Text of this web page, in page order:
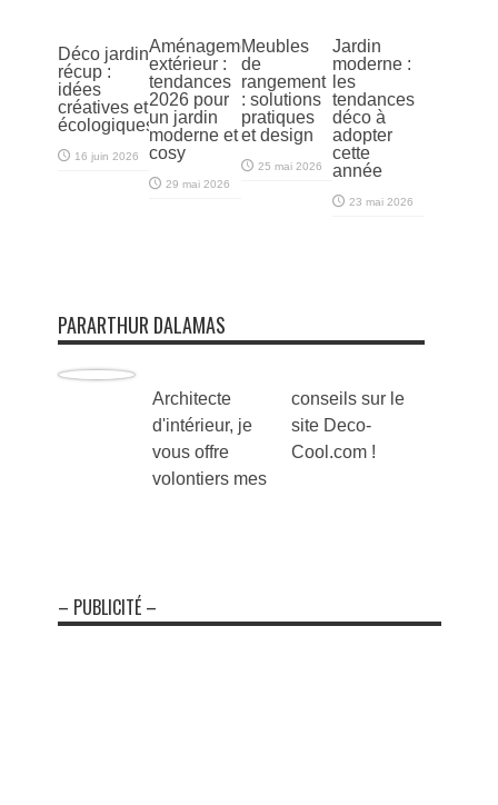
Déco jardin
récup :
idées
créatives et
écologiques
16 juin 2026
Aménagement
extérieur :
tendances
2026 pour
un jardin
moderne et
cosy
29 mai 2026
Meubles
de
rangement
: solutions
pratiques
et design
25 mai 2026
Jardin
moderne :
les
tendances
déco à
adopter
cette
année
23 mai 2026
PARARTHUR DALAMAS
Architecte
d'intérieur, je
vous offre
volontiers mes
conseils sur le
site Deco-
Cool.com !
– PUBLICITÉ –